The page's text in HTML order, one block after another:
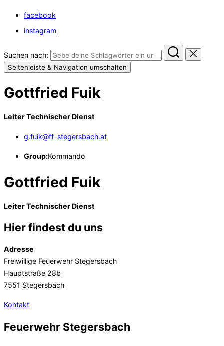
facebook
instagram
Suchen nach:
Seitenleiste & Navigation umschalten
Gottfried Fuik
Leiter Technischer Dienst
g.fuik@ff-stegersbach.at
Group:Kommando
Gottfried Fuik
Leiter Technischer Dienst
Hier findest du uns
Adresse
Freiwillige Feuerwehr Stegersbach
Hauptstraße 28b
7551 Stegersbach
Kontakt
Feuerwehr Stegersbach